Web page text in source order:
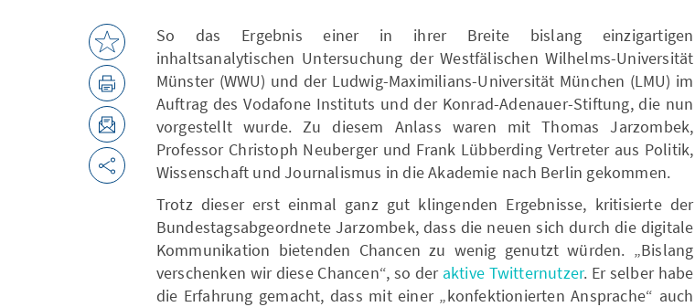
So das Ergebnis einer in ihrer Breite bislang einzigartigen
inhaltsanalytischen Untersuchung der Westfälischen Wilhelms-Universität
Münster (WWU) und der Ludwig-Maximilians-Universität München (LMU) im
Auftrag des Vodafone Instituts und der Konrad-Adenauer-Stiftung, die nun
vorgestellt wurde. Zu diesem Anlass waren mit Thomas Jarzombek,
Professor Christoph Neuberger und Frank Lübberding Vertreter aus Politik,
Wissenschaft und Journalismus in die Akademie nach Berlin gekommen.
Trotz dieser erst einmal ganz gut klingenden Ergebnisse, kritisierte der
Bundestagsabgeordnete Jarzombek, dass die neuen sich durch die digitale
Kommunikation bietenden Chancen zu wenig genutzt würden. „Bislang
verschenken wir diese Chancen“, so der aktive Twitternutzer. Er selber habe
die Erfahrung gemacht, dass mit einer „konfektionierten Ansprache“ auch